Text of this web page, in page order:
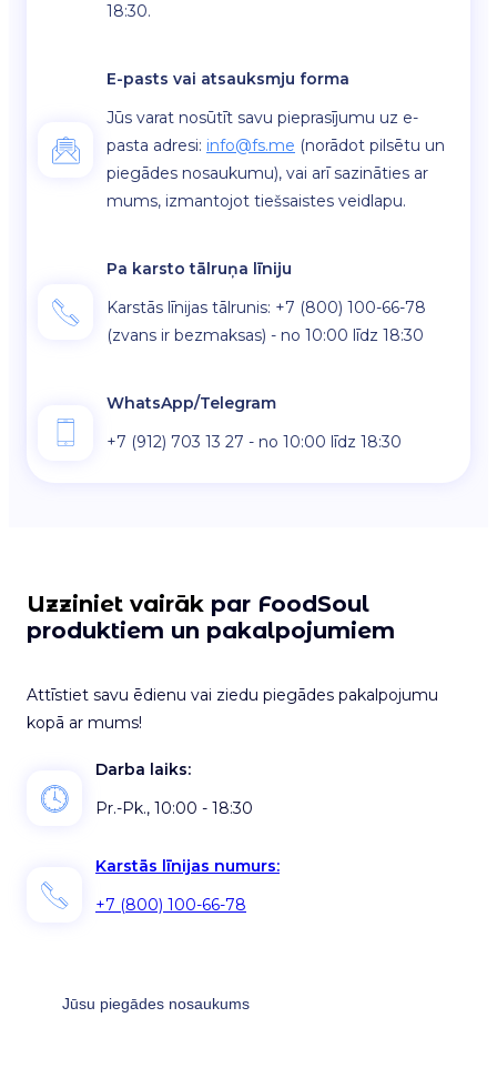
18:30.
E-pasts vai atsauksmju forma
Jūs varat nosūtīt savu pieprasījumu uz e-
pasta adresi: info@fs.me (norādot pilsētu un
piegādes nosaukumu), vai arī sazināties ar
mums, izmantojot tiešsaistes veidlapu.
Pa karsto tālruņa līniju
Karstās līnijas tālrunis: +7 (800) 100-66-78
(zvans ir bezmaksas) - no 10:00 līdz 18:30
WhatsApp/Telegram
+7 (912) 703 13 27 - no 10:00 līdz 18:30
Uzziniet vairāk par FoodSoul
produktiem un pakalpojumiem
Attīstiet savu ēdienu vai ziedu piegādes pakalpojumu
kopā ar mums!
Darba laiks:
Pr.-Pk., 10:00 - 18:30
Karstās līnijas numurs:
+7 (800) 100-66-78